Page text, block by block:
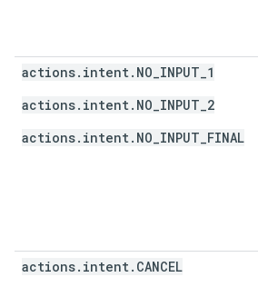
actions.intent.NO_INPUT_1
actions.intent.NO_INPUT_2
actions.intent.NO_INPUT_FINAL
actions. intent . CANCEL